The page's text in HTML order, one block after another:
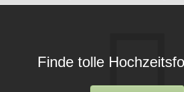
Finde tolle